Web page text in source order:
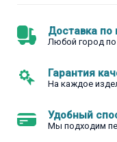
Доставка по
Любой город
Гарантия
На каждое
Удобный
Мы подходим